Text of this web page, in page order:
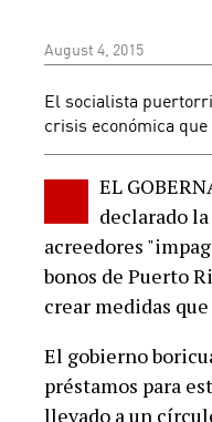
August 4, 2015
El socialista
crisis económica
Twitter
Share
Facebook
Click
EL
declarado
acreedores
bonos de Puerto
crear medidas
El gobierno
préstamos para
llevado a un